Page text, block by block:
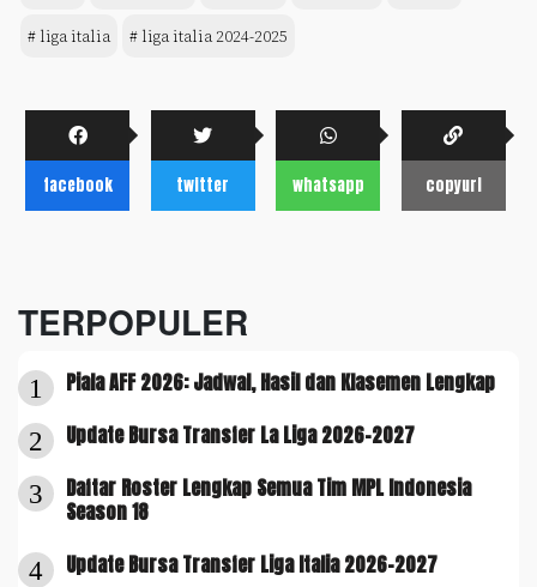
# liga italia # liga italia 2024-2025
facebook twitter whatsapp copyurl
TERPOPULER
1 Piala AFF 2026: Jadwal, Hasil dan Klasemen Lengkap
2 Update Bursa Transfer La Liga 2026-2027
3
Daftar Roster Lengkap Semua Tim MPL Indonesia
Season 18
4 Update Bursa Transfer Liga Italia 2026-2027